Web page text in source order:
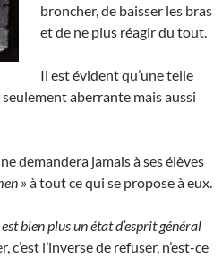
broncher, de baisser les bras
et de ne plus réagir du tout.
Il est évident qu’une telle
aberrante mais aussi
demandera jamais à ses élèves
» à tout ce qui se propose à eux.
bien plus un état d’esprit général
c’est l’inverse de refuser, n’est-ce